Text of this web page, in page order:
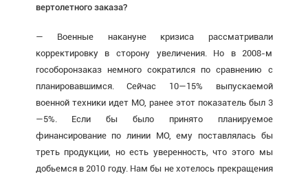
вертолетного заказа?
— Военные накануне кризиса рассматривали
корректировку в сторону увеличения. Но в 2008-м
гособоронзаказ немного сократился по сравнению с
планировавшимся. Сейчас 10—15% выпускаемой
военной техники идет МО, ранее этот показатель был 3
—5%. Если бы было принято планируемое
финансирование по линии МО, ему поставлялась бы
треть продукции, но есть уверенность, что этого мы
добьемся в 2010 году. Нам бы не хотелось прекращения